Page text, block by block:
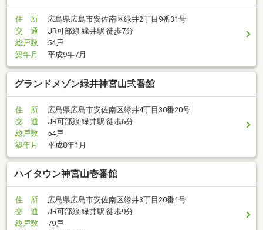
住 所
広島県広島市安佐南区緑井2丁目9番31号
交 通
JR可部線 緑井駅 徒歩7分
総戸数
54戸
築年月
平成9年7月
グランドメゾン緑井神宮山弐番館
住 所
広島県広島市安佐南区緑井4丁目30番20号
交 通
JR可部線 緑井駅 徒歩6分
総戸数
54戸
築年月
平成8年1月
ハイタウン神宮山壱番館
住 所
広島県広島市安佐南区緑井3丁目20番1号
交 通
JR可部線 緑井駅 徒歩9分
総戸数
79戸